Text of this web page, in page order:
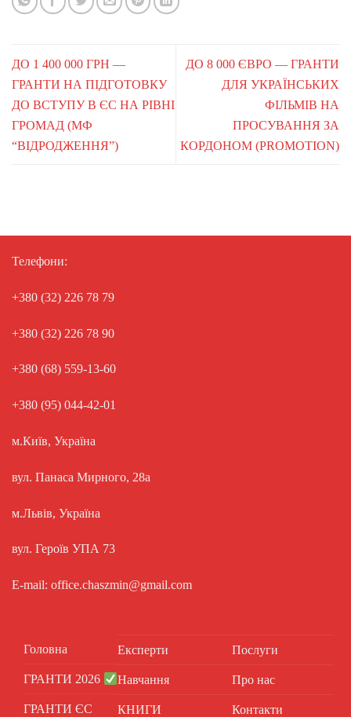
ДО 1 400 000 ГРН —
ГРАНТИ НА ПІДГОТОВКУ
ДО ВСТУПУ В ЄС НА РІВНІ
ГРОМАД (МФ
“ВІДРОДЖЕННЯ”)
ДО 8 000 ЄВРО — ГРАНТИ
ДЛЯ УКРАЇНСЬКИХ
ФІЛЬМІВ НА
ПРОСУВАННЯ ЗА
КОРДОНОМ (PROMOTION)
Телефони:
+380 (32) 226 78 79
+380 (32) 226 78 90
+380 (68) 559-13-60
+380 (95) 044-42-01
м.Київ, Україна
вул. Панаса Мирного, 28а
м.Львів, Україна
вул. Героїв УПА 73
E-mail: office.chaszmin@gmail.com
Головна
ГРАНТИ 2026
ГРАНТИ ЄС
Експерти
Навчання
КНИГИ
Послуги
Про нас
Контакти